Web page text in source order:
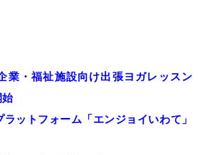
業・福祉施設向け出張ヨガレッスン
始
ットフォーム「エンジョイいわて」